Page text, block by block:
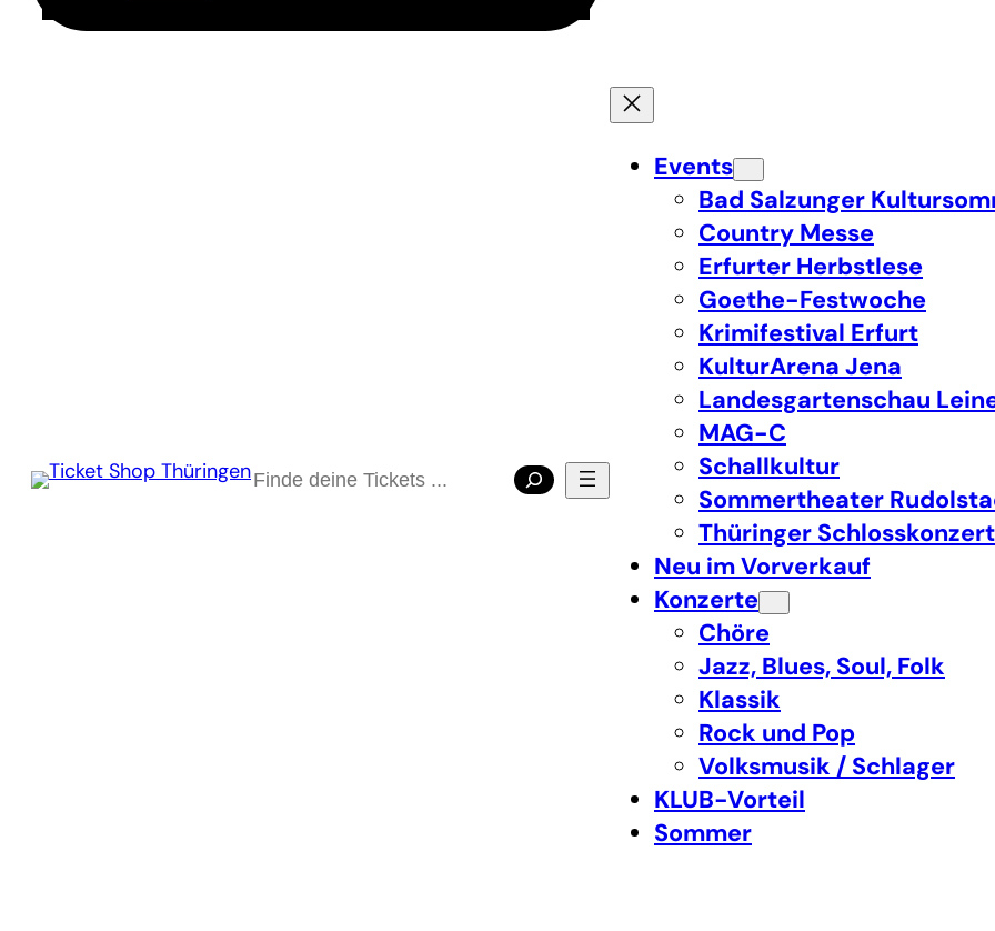
Suchen
Events
Bad Salzunger
Country Messe
Erfurter Herbstlese
Goethe-Festwoche
Krimifestival Erfurt
KulturArena Jena
Landesgartenschau
MAG-C
Schallkultur
Sommertheater
Thüringer
Neu im Vorverkauf
Konzerte
Chöre
Jazz, Blues, Soul, Folk
Klassik
Rock und Pop
Volksmusik / Schlager
KLUB-Vorteil
Sommer